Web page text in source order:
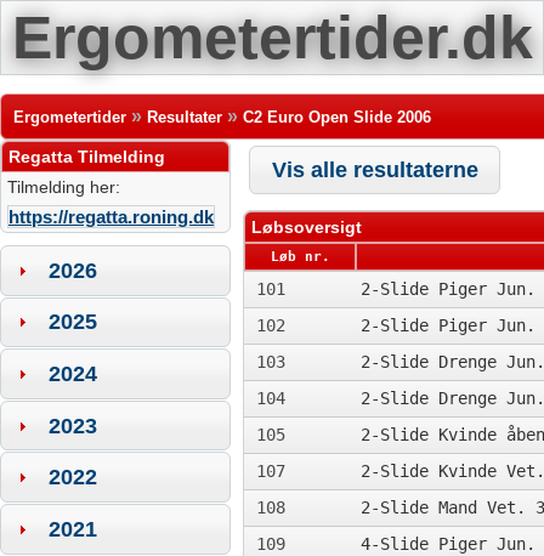
Ergometertider.dk
Ergometertider » Resultater » C2 Euro Open Slide 2006
Regatta Tilmelding
Tilmelding her:
https://regatta.roning.dk
2026
2025
2024
2023
2022
2021
Vis alle resultaterne
Løbsoversigt
Løb nr.
101 2-Slide Piger Jun.
102
2-Slide Piger Jun.
103
2-Slide Drenge
104
2-Slide Drenge
105
2-Slide Kvinde
107
2-Slide Kvinde Vet.
108
2-Slide Mand Vet.
109
4-Slide Piger Jun.